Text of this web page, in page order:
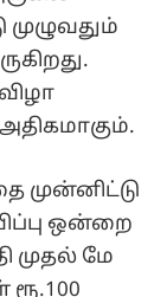
முன்னிட்டு
ஒன்றை
முதல் மே